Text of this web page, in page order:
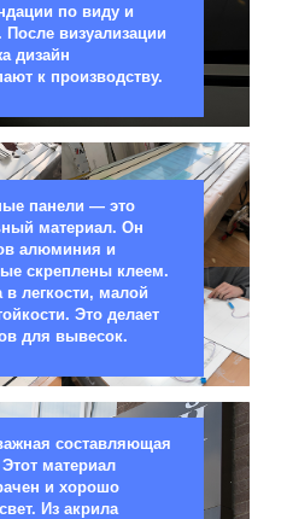
по виду и
визуализации
дизайн
к производству.
панели — это
материал. Он
алюминия и
скреплены клеем.
легкости, малой
Это делает
для вывесок.
составляющая
материал
и хорошо
Из акрила